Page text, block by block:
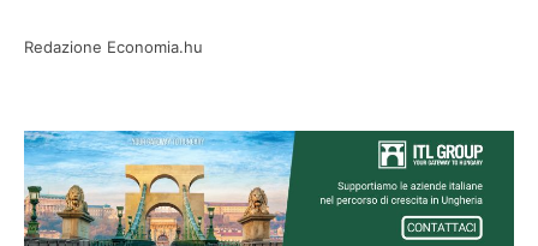
Redazione Economia.hu